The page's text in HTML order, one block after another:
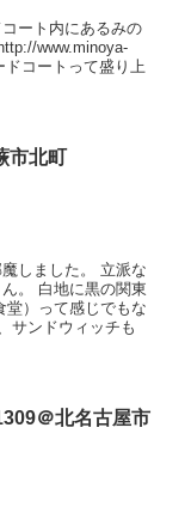
ート内にあるみの
www.minoya-
ドコートって盛り上
市北町
しました。 立派な
。 白地に黒の関東
堂）って感じでもな
サンドウィッチも
＠北名古屋市